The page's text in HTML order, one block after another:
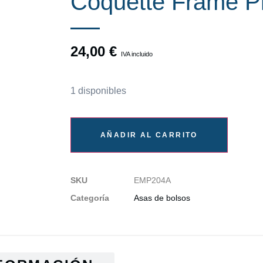
24,00 € IVA incluido
1 disponibles
AÑADIR AL CARRITO
SKU
EMP204A
Categoría
Asas de bolsos